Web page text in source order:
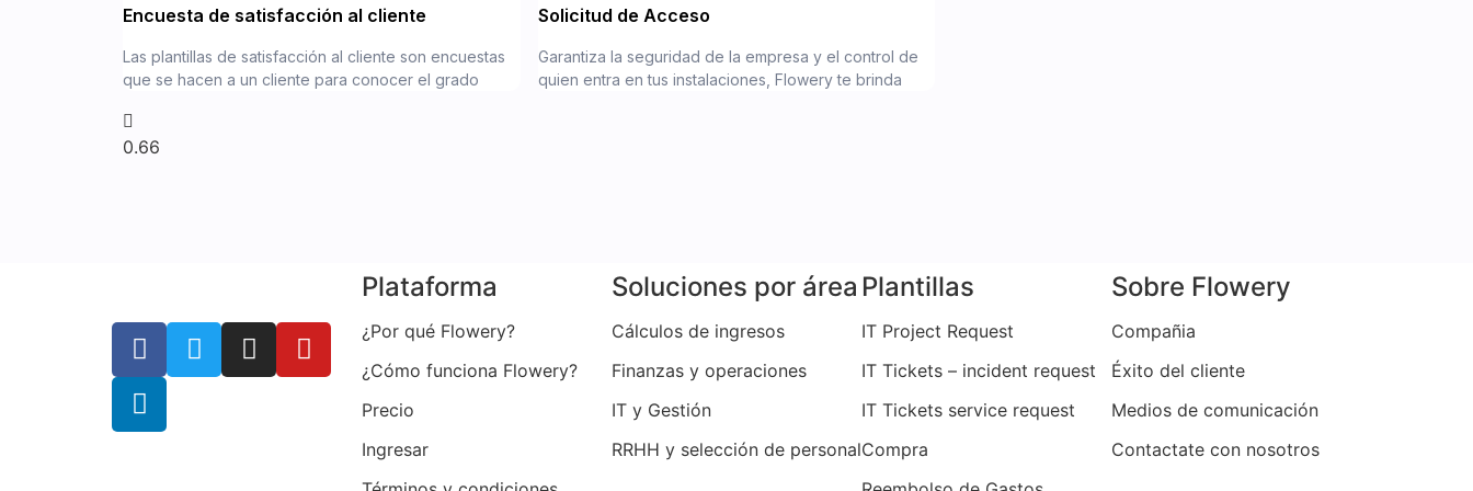
Encuesta de satisfacción al cliente
Las plantillas de satisfacción al cliente son encuestas
que se hacen a un cliente para conocer el grado
Solicitud de Acceso
Garantiza la seguridad de la empresa y el control de
quien entra en tus instalaciones, Flowery te brinda
Plataforma
¿Por qué Flowery?
¿Cómo funciona Flowery?
Precio
Ingresar
Soluciones por área
Cálculos de ingresos
Finanzas y operaciones
IT y Gestión
RRHH y selección de personal
Plantillas
IT Project Request
IT Tickets – incident request
IT Tickets service request
Compra
Sobre Flowery
Compañia
Éxito del cliente
Medios de comunicación
Contactate con nosotros